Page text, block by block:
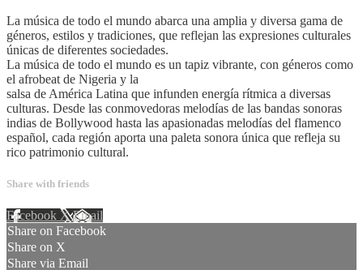
La música de todo el mundo abarca una amplia y diversa gama de
géneros, estilos y tradiciones, que reflejan las expresiones culturales
únicas de diferentes sociedades.
La música de todo el mundo es un tapiz vibrante, con géneros como
el afrobeat de Nigeria y la
salsa de América Latina que infunden energía rítmica a diversas
culturas. Desde las conmovedoras melodías de las bandas sonoras
indias de Bollywood hasta las apasionadas melodías del flamenco
español, cada región aporta una paleta sonora única que refleja su
rico patrimonio cultural.
Share with friends
Facebook XEmail
Share on Facebook
Share on X
Share via Email